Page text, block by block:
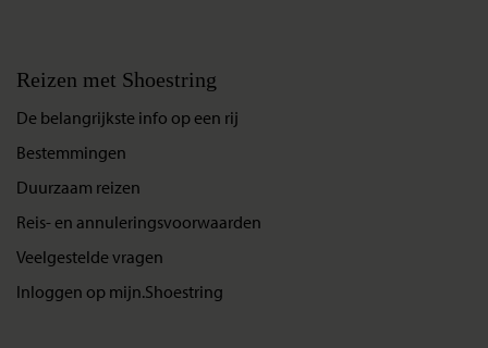
Reizen met Shoestring
De belangrijkste info op een rij
Bestemmingen
Duurzaam reizen
Reis- en annuleringsvoorwaarden
Veelgestelde vragen
Inloggen op mijn.Shoestring